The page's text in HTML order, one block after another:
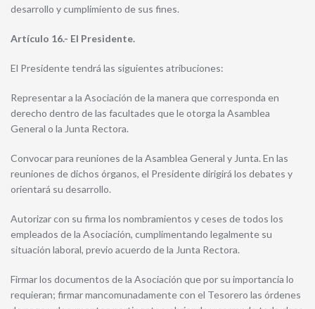
desarrollo y cumplimiento de sus fines.
Artículo 16.- El Presidente.
El Presidente tendrá las siguientes atribuciones:
Representar a la Asociación de la manera que corresponda en
derecho dentro de las facultades que le otorga la Asamblea
General o la Junta Rectora.
Convocar para reuniones de la Asamblea General y Junta. En las
reuniones de dichos órganos, el Presidente dirigirá los debates y
orientará su desarrollo.
Autorizar con su firma los nombramientos y ceses de todos los
empleados de la Asociación, cumplimentando legalmente su
situación laboral, previo acuerdo de la Junta Rectora.
Firmar los documentos de la Asociación que por su importancia lo
requieran; firmar mancomunadamente con el Tesorero las órdenes